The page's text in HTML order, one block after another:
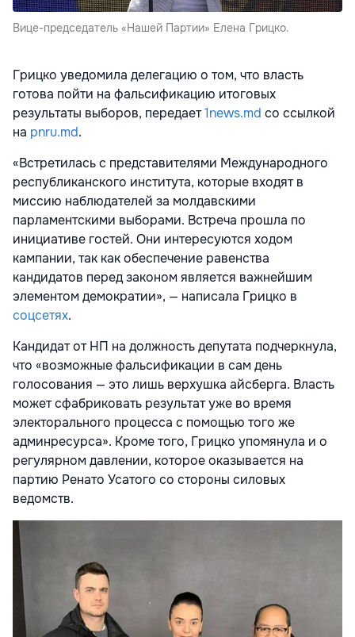
Вице-председатель «Нашей Партии» Елена Грицко.
Грицко уведомила делегацию о том, что власть
готова пойти на фальсификацию итоговых
результаты выборов, передает1news.md со ссылкой
на pnru.md.
«Встретилась с представителями Международного
республиканского института, которые входят в
миссию наблюдателей за молдавскими
парламентскими выборами. Встреча прошла по
инициативе гостей. Они интересуются ходом
кампании, так как обеспечение равенства
кандидатов перед законом является важнейшим
элементом демократии», — написала Грицко в
соцсетях.
Кандидат от НП на должность депутата подчеркнула,
что «возможные фальсификации в сам день
голосования — это лишь верхушка айсберга. Власть
может сфабриковать результат уже во время
электорального процесса с помощью того же
админресурса». Кроме того, Грицко упомянула и о
регулярном давлении, которое оказывается на
партию Ренато Усатого со стороны силовых
ведомств.